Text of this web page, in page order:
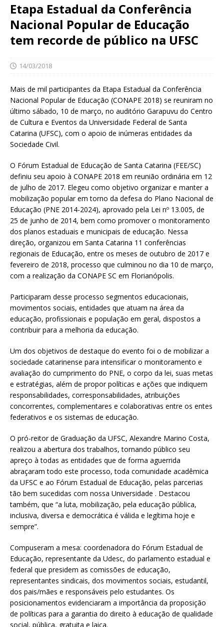
Etapa Estadual da Conferência
Nacional Popular de Educação
tem recorde de público na UFSC
14/03/2018
Mais de mil participantes da Etapa Estadual da Conferência
Nacional Popular de Educação (CONAPE 2018) se reuniram no
último sábado, 10 de março, no auditório Garapuvu do Centro
de Cultura e Eventos da Universidade Federal de Santa
Catarina (UFSC), com o apoio de inúmeras entidades da
Sociedade Civil.
O Fórum Estadual de Educação de Santa Catarina (FEE/SC)
definiu seu apoio à CONAPE 2018 em reunião ordinária em 12
de julho de 2017. Elegeu como objetivo organizar e manter a
mobilização popular em torno da defesa do Plano Nacional de
Educação (PNE 2014-2024), aprovado pela Lei nº 13.005, de
25 de junho de 2014, bem como promover o monitoramento
dos planos estaduais e municipais de educação. Nessa
direção, organizou em Santa Catarina 11 conferências
regionais de Educação, entre os meses de outubro de 2017 e
fevereiro de 2018, processo que culminou no dia 10 de março,
com a realização da CONAPE SC em Florianópolis.
Participaram desse processo segmentos educacionais,
movimentos sociais, entidades que atuam na área da
educação, profissionais e população em geral, dispostos a
contribuir para a melhoria da educação.
Um dos objetivos de destaque do evento foi o de mobilizar a
sociedade catarinense para intensificar o monitoramento e
avaliação do cumprimento do PNE, o corpo da lei, suas metas
e estratégias, além de propor políticas e ações que indiquem
responsabilidades, corresponsabilidades, atribuições
concorrentes, complementares e colaborativas entre os entes
federativos e os sistemas de educação.
O pró-reitor de Graduação da UFSC, Alexandre Marino Costa,
realizou a abertura dos trabalhos, tornando público seu
apreço à todas as entidades que de forma aguerrida
abraçaram todo este processo, toda comunidade acadêmica
da UFSC e ao Fórum Estadual de Educação, pelas parcerias
tão bem sucedidas com nossa Universidade . Destacou
também, que “a luta, mobilização, pela educação pública,
inclusiva, diversa e democrática é válida e legítima hoje e
sempre”.
Compuseram a mesa: coordenadora do Fórum Estadual de
Educação, representante da Udesc, do parlamento estadual e
federal que presidem as comissões de educação,
representantes sindicais, dos movimentos sociais, estudantil,
dos pais/mães e responsáveis pelo estudantes. Os
posicionamentos evidenciaram a importância da proposição
de políticas para a garantia do direito à educação de qualidade
social, pública, gratuita e laica.